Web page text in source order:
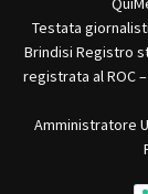
Testata
Brindisi Registro
registrata al ROC
Amministratore